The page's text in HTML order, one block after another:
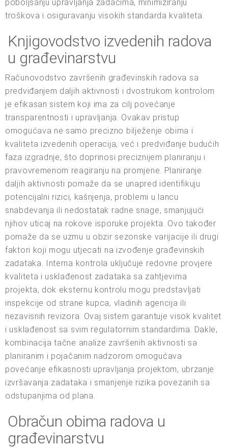
poboljšanju upravljanja zadacima, minimiziranju
troškova i osiguravanju visokih standarda kvaliteta.
Knjigovodstvo izvedenih radova
u građevinarstvu
Računovodstvo završenih građevinskih radova sa
predviđanjem daljih aktivnosti i dvostrukom kontrolom
je efikasan sistem koji ima za cilj povećanje
transparentnosti i upravljanja. Ovakav pristup
omogućava ne samo precizno bilježenje obima i
kvaliteta izvedenih operacija, već i predviđanje budućih
faza izgradnje, što doprinosi preciznijem planiranju i
pravovremenom reagiranju na promjene. Planiranje
daljih aktivnosti pomaže da se unapred identifikuju
potencijalni rizici, kašnjenja, problemi u lancu
snabdevanja ili nedostatak radne snage, smanjujući
njihov uticaj na rokove isporuke projekta. Ovo također
pomaže da se uzmu u obzir sezonske varijacije ili drugi
faktori koji mogu utjecati na izvođenje građevinskih
zadataka. Interna kontrola uključuje redovne provjere
kvaliteta i usklađenost zadataka sa zahtjevima
projekta, dok eksternu kontrolu mogu predstavljati
inspekcije od strane kupca, vladinih agencija ili
nezavisnih revizora. Ovaj sistem garantuje visok kvalitet
i usklađenost sa svim regulatornim standardima. Dakle,
kombinacija tačne analize završenih aktivnosti sa
planiranim i pojačanim nadzorom omogućava
povećanje efikasnosti upravljanja projektom, ubrzanje
izvršavanja zadataka i smanjenje rizika povezanih sa
odstupanjima od plana.
Obračun obima radova u
građevinarstvu